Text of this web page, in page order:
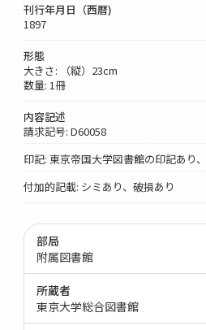
刊行年月日（西暦)
1897
形態
大きさ: （縦）23cm
数量: 1冊
内容記述
請求記号: D60058
印記: 東京帝国大学図書館の印記あり
付加的記載: シミあり、破損あり
部局
附属図書館
所蔵者
東京大学総合図書館